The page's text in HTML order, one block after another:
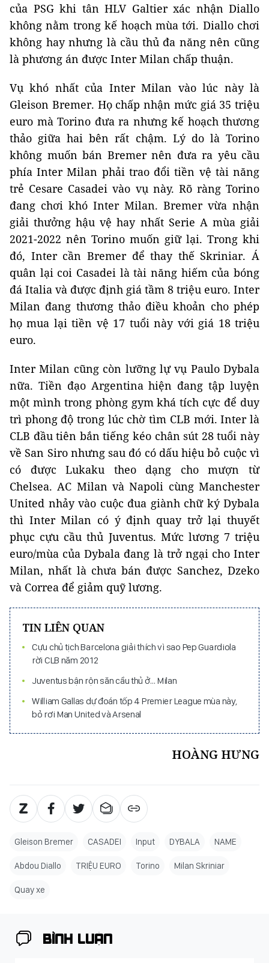
của PSG khi tân HLV Galtier xác nhận Diallo
không nằm trong kế hoạch mùa tới. Diallo chơi
không hay nhưng là cầu thủ đa năng nên cũng
là phương án được Inter Milan chấp thuận.
Vụ khó nhất của Inter Milan vào lúc này là
Gleison Bremer. Họ chấp nhận mức giá 35 triệu
euro mà Torino đưa ra nhưng kế hoạch thương
thảo giữa hai bên rất chậm. Lý do là Torino
không muốn bán Bremer nên đưa ra yêu cầu
phía Inter Milan phải trao đổi tiền vệ tài năng
trẻ Cesare Casadei vào vụ này. Rõ ràng Torino
đang chơi khó Inter Milan. Bremer vừa nhận
giải thưởng hậu vệ hay nhất Serie A mùa giải
2021-2022 nên Torino muốn giữ lại. Trong khi
đó, Inter cần Bremer để thay thế Skriniar. Á
quân lại coi Casadei là tài năng hiếm của bóng
đá Italia và được định giá tầm 8 triệu euro. Inter
Milan đang thương thảo điều khoản cho phép
họ mua lại tiền vệ 17 tuổi này với giá 18 triệu
euro.
Inter Milan cũng còn lưỡng lự vụ Paulo Dybala
nữa. Tiền đạo Argentina hiện đang tập luyện
một mình trong phòng gym khá tích cực để duy
trì phong độ trong lúc chờ tìm CLB mới. Inter là
CLB đầu tiên bắn tiếng kéo chân sút 28 tuổi này
về San Siro nhưng sau đó có dấu hiệu bỏ cuộc vì
có được Lukaku theo dạng cho mượn từ
Chelsea. AC Milan và Napoli cùng Manchester
United nhảy vào cuộc đua giành chữ ký Dybala
thì Inter Milan có ý định quay trở lại thuyết
phục cựu cầu thủ Juventus. Mức lương 7 triệu
euro/mùa của Dybala đang là trở ngại cho Inter
Milan, nhất là chưa bán được Sanchez, Dzeko
và Correa để giảm quỹ lương.
TIN LIÊN QUAN
Cựu chủ tịch Barcelona giải thích vì sao Pep Guardiola
rời CLB năm 2012
Juventus bận rộn săn cầu thủ ở… Milan
William Gallas dự đoán tốp 4 Premier League mùa này,
bỏ rơi Man United và Arsenal
HOÀNG HƯNG
Gleison Bremer CASADEI Input DYBALA NAME
Abdou Diallo TRIỆU EURO Torino Milan Skriniar
Quay xe
BÌNH LUẬN